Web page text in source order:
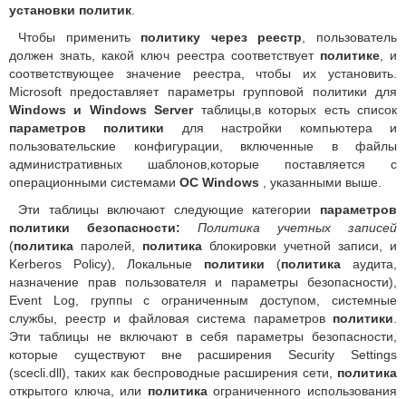
установки политик
Чтобы применить политику через реестр , пользователь
должен знать, какой ключ реестра соответствует политике, и
соответствующее значение реестра, чтобы их установить.
Microsoft предоставляет параметры групповой политики для
Windows и Windows Serverтаблицы,в которых есть список
параметров политики для настройки компьютера и
пользовательские конфигурации, включенные в файлы
административных шаблонов,которые поставляется с
операционными системами ОС Windows , указанными выше.
Эти таблицы включают следующие категории параметров
политики безопасности:
Политика учетных записей
(политика паролей, политика блокировки учетной записи, и
Kerberos Policy), Локальные политики (политика аудита,
назначение прав пользователя и параметры безопасности),
Event Log, группы с ограниченным доступом, системные
службы, реестр и файловая система параметров политики
Эти таблицы не включают в себя параметры безопасности,
которые существуют вне расширения Security Settings
(scecli.dll), таких как беспроводные расширения сети, политика
открытого ключа, или политикаограниченного использования